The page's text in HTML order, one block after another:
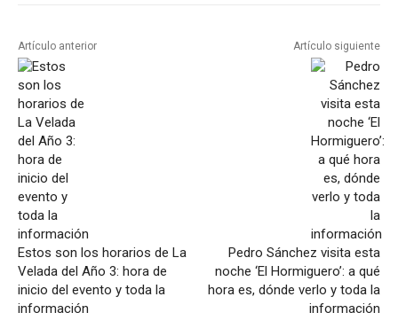
Artículo anterior
Estos son los horarios de La
Velada del Año 3: hora de
inicio del evento y toda la
información
Artículo siguiente
Pedro Sánchez visita esta
noche ‘El Hormiguero’: a qué
hora es, dónde verlo y toda la
información